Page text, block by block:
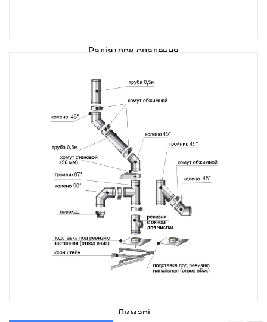
Радіатори опалення
Димарі